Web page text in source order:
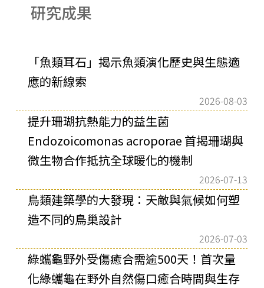
研究成果
「魚類耳石」揭示魚類演化歷史與生態適
應的新線索
2026-08-03
提升珊瑚抗熱能力的益生菌
Endozoicomonas acroporae 首揭珊瑚與
微生物合作抵抗全球暖化的機制
2026-07-13
鳥類建築學的大發現：天敵與氣候如何塑
造不同的鳥巢設計
2026-07-03
綠蠵龜野外受傷癒合需逾500天！首次量
化綠蠵龜在野外自然傷口癒合時間與生存